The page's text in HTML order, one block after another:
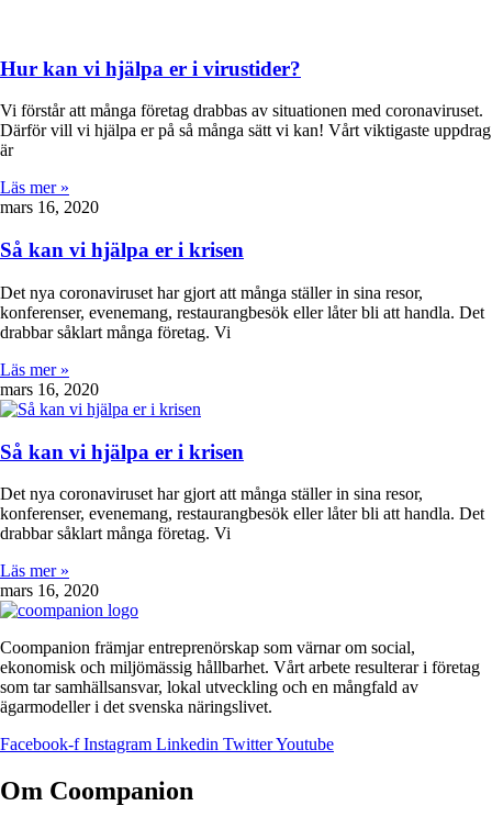
Hur kan vi hjälpa er i virustider?
Vi förstår att många företag drabbas av situationen med coronaviruset.
Därför vill vi hjälpa er på så många sätt vi kan! Vårt viktigaste uppdrag
är
Läs mer »
mars 16, 2020
Så kan vi hjälpa er i krisen
Det nya coronaviruset har gjort att många ställer in sina resor,
konferenser, evenemang, restaurangbesök eller låter bli att handla. Det
drabbar såklart många företag. Vi
Läs mer »
mars 16, 2020
Så kan vi hjälpa er i krisen
Det nya coronaviruset har gjort att många ställer in sina resor,
konferenser, evenemang, restaurangbesök eller låter bli att handla. Det
drabbar såklart många företag. Vi
Läs mer »
mars 16, 2020
Coompanion främjar entreprenörskap som värnar om social,
ekonomisk och miljömässig hållbarhet. Vårt arbete resulterar i företag
som tar samhällsansvar, lokal utveckling och en mångfald av
ägarmodeller i det svenska näringslivet.
Facebook-f Instagram Linkedin TwitterYoutube
Om Coompanion